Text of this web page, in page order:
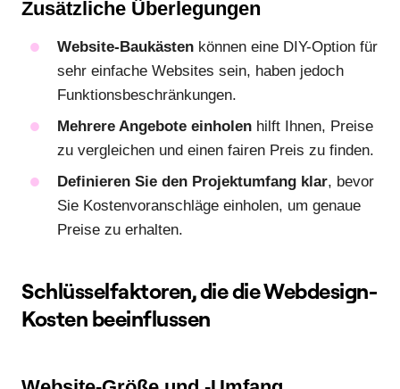
Zusätzliche Überlegungen
Website-Baukästen können eine DIY-Option für
sehr einfache Websites sein, haben jedoch
Funktionsbeschränkungen.
Mehrere Angebote einholen hilft Ihnen, Preise
zu vergleichen und einen fairen Preis zu finden.
Definieren Sie den Projektumfang klar, bevor
Sie Kostenvoranschläge einholen, um genaue
Preise zu erhalten.
Schlüsselfaktoren, die die Webdesign-
Kosten beeinflussen